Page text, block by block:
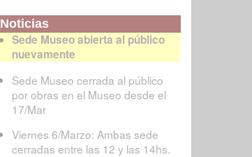
Noticias
Sede Museo abierta al público
nuevamente
Sede Museo cerrada al público
por obras en el Museo desde el
17/Mar
Viernes 6/Marzo: Ambas sede
cerradas entre las 12 y las 14hs.